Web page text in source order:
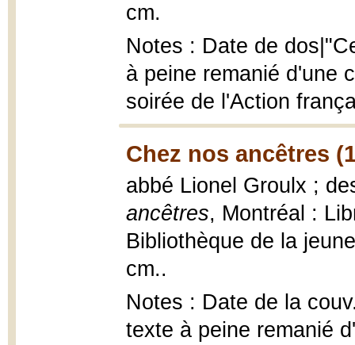
cm.
Notes : Date de
à peine remanié d'une
soirée de l'Action
Chez nos ancêtres
abbé Lionel Groulx ;
ancêtres, Montréal :
Bibliothèque de la
cm..
Notes : Date de la
texte à peine remanié